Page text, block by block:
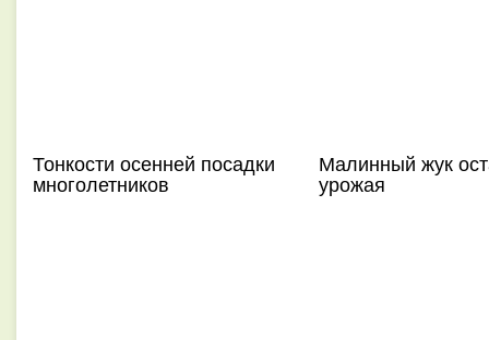
Тонкости осенней посадки
многолетников
Малинный жук
урожая